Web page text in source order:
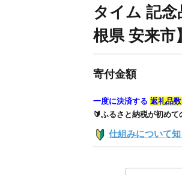
タイム 記
根県 安来市
寄付金額
一度に決済する 返礼品
🔰ふるさと納税が初め
仕組みについて知